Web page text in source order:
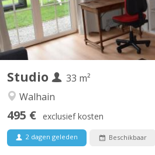
Studio
33 m²
Walhain
495 € exclusief kosten
2 dagen geleden Beschikbaar
maison du propriétaire avec un grand